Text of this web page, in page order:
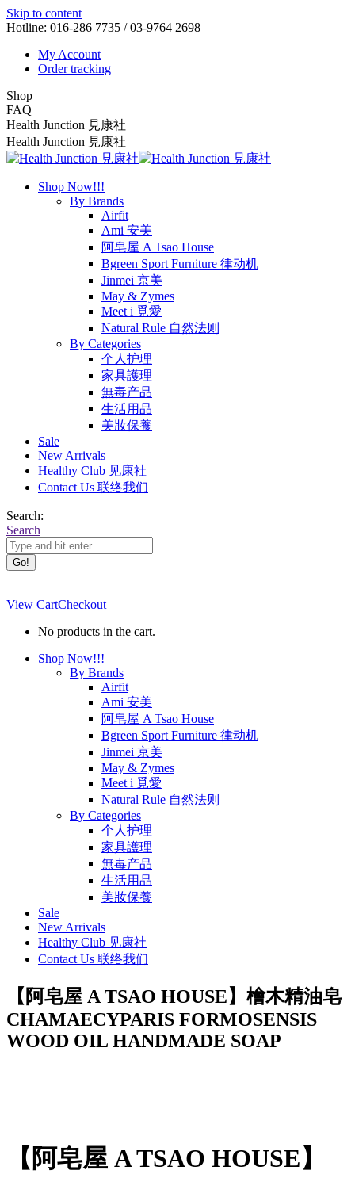
Skip to content
Hotline: 016-286 7735 / 03-9764 2698
My Account
Order tracking
Shop
FAQ
Health Junction 見康社
Health Junction 見康社
Shop Now!!!
By Brands
Airfit
Ami 安美
阿皂屋 A Tsao House
Bgreen Sport Furniture 律动机
Jinmei 京美
May & Zymes
Meet i 覓愛
Natural Rule 自然法则
By Categories
个人护理
家具護理
無毒产品
生活用品
美妝保養
Sale
New Arrivals
Healthy Club 见康社
Contact Us 联络我们
Search:
Search
View CartCheckout
No products in the cart.
Shop Now!!!
By Brands
Airfit
Ami 安美
阿皂屋 A Tsao House
Bgreen Sport Furniture 律动机
Jinmei 京美
May & Zymes
Meet i 覓愛
Natural Rule 自然法则
By Categories
个人护理
家具護理
無毒产品
生活用品
美妝保養
Sale
New Arrivals
Healthy Club 见康社
Contact Us 联络我们
【阿皂屋 A TSAO HOUSE】檜木精油皂
CHAMAECYPARIS FORMOSENSIS
WOOD OIL HANDMADE SOAP
【阿皂屋 A TSAO HOUSE】